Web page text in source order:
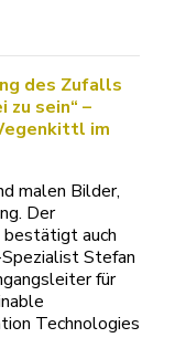
des Zufalls
zu sein“ –
im
malen Bilder,
Der
bestätigt auch
Stefan
für
Technologies